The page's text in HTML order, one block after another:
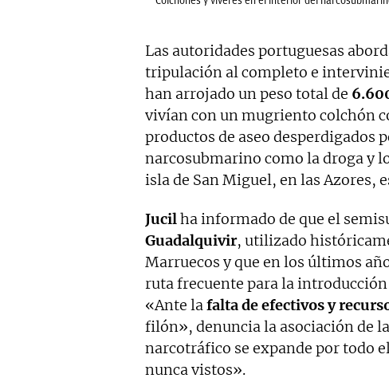
Las autoridades portuguesas
tripulación al completo e
han arrojado un peso total de
vivían con un mugriento colchón
productos de aseo desperdigados
narcosubmarino como la droga y
isla de San Miguel, en las Azores,
Jucilha informado de que el
Guadalquivir, utilizado
Marruecos y que en los últimos
ruta frecuente para la
«Ante lafalta de efectivos y
filón», denuncia la asociación de
narcotráfico se expande por todo
nunca vistos».